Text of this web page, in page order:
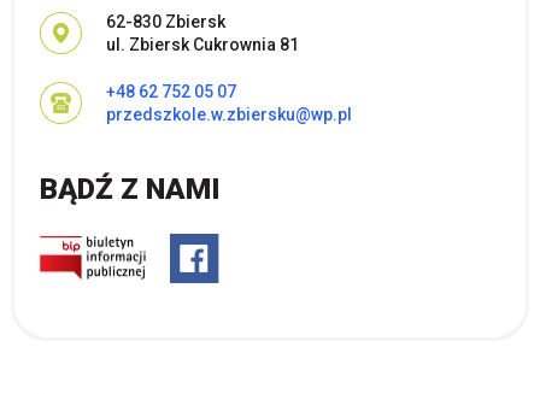
Adres pocztowy:
62-830 Zbiersk
ul. Zbiersk Cukrownia 81
+48 62 752 05 07
przedszkole.w.zbiersku@wp.pl
BĄDŹ Z NAMI